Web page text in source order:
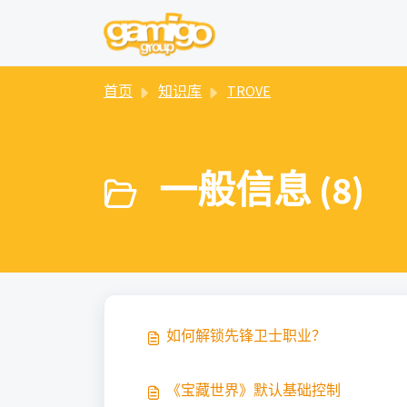
跳过至主要内容
首页 知识库 TROVE
一般信息 (8)
如何解锁先锋卫士职业？
《宝藏世界》默认基础控制